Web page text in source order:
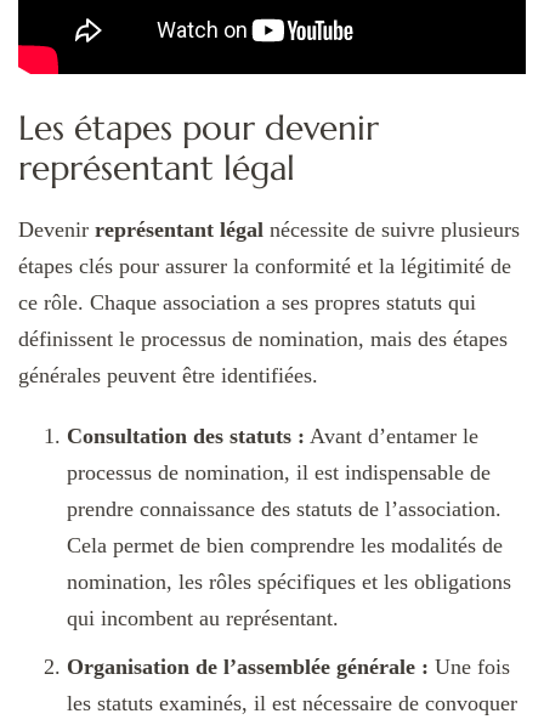
Les étapes pour devenir
représentant légal
Devenir représentant légal nécessite de suivre plusieurs
étapes clés pour assurer la conformité et la légitimité de
ce rôle. Chaque association a ses propres statuts qui
définissent le processus de nomination, mais des étapes
générales peuvent être identifiées.
Consultation des statuts : Avant d’entamer le
processus de nomination, il est indispensable de
prendre connaissance des statuts de l’association.
Cela permet de bien comprendre les modalités de
nomination, les rôles spécifiques et les obligations
qui incombent au représentant.
Organisation de l’assemblée générale : Une fois
les statuts examinés, il est nécessaire de convoquer